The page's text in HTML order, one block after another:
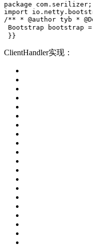
package com.serilizer;
import
/** * @author tyb *
Bootstrap bootstrap
} }
ClientHandler实现：